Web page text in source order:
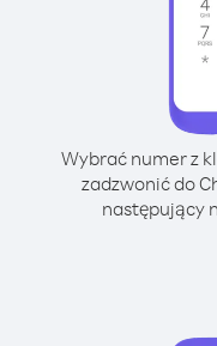
Wybrać numer z
zadzwonić do
następujący